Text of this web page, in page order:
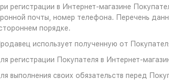
регистрации в Интернет-магазине
почты, номер телефона. Перечень
порядке.
использует полученную от
регистрации Покупателя в Интернет-
выполнения своих обязательств перед